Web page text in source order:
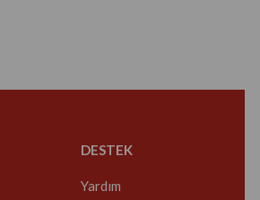
DESTEK
Yardım